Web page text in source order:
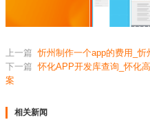
上一篇 忻州制作一个app的费用_
下一篇 怀化APP开发库查询_怀化
案
相关新闻